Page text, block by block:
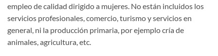
empleo de calidad dirigido a mujeres. No están incluidos los
servicios profesionales, comercio, turismo y servicios en
general, ni la producción primaria, por ejemplo cría de
animales, agricultura, etc.